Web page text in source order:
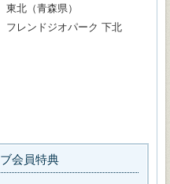
東北（青森県）
フレンドジオパーク 下北
会員特典